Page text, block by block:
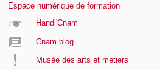
Espace numérique de formation
Handi'Cnam
Cnam blog
Musée des arts et métiers